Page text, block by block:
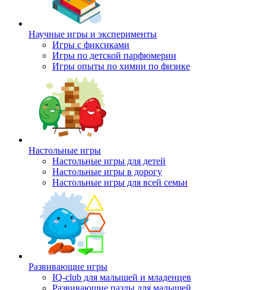
Научные игры и эксперименты
Игры с фиксиками
Игры по детской парфюмерии
Игры опыты по химии по физике
Настольные игры
Настольные игры для детей
Настольные игры в дорогу
Настольные игры для всей семьи
Развивающие игры
IQ-club для малышей и младенцев
Развивающие пазлы для малышей